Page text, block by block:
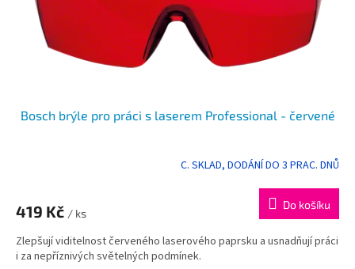
Bosch brýle pro práci s laserem Professional - červené
C. SKLAD, DODÁNÍ DO 3 PRAC. DNŮ
419 Kč / ks
Do košíku
Zlepšují viditelnost červeného laserového paprsku a usnadňují práci
i za nepříznivých světelných podmínek.